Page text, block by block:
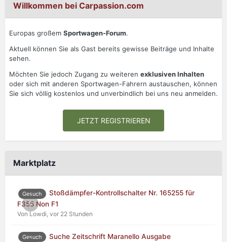
Willkommen bei Carpassion.com
Europas großem Sportwagen-Forum.
Aktuell können Sie als Gast bereits gewisse Beiträge und Inhalte
sehen.
Möchten Sie jedoch Zugang zu weiteren exklusiven Inhalten
oder sich mit anderen Sportwagen-Fahrern austauschen, können
Sie sich völlig kostenlos und unverbindlich bei uns neu anmelden.
JETZT REGISTRIEREN
Marktplatz
0
Gesuch
Stoßdämpfer-Kontrollschalter Nr. 165255 für
F355 Non F1
Von Lowdi, vor 22 Stunden
Gesuch
Suche Zeitschrift Maranello Ausgabe